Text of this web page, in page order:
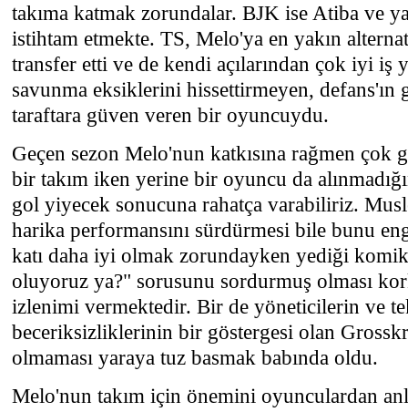
takıma katmak zorundalar. BJK ise Atiba ve
istihtam etmekte. TS, Melo'ya en yakın
transfer etti ve de kendi açılarından çok iyi iş
savunma eksiklerini hissettirmeyen, defans'ın
taraftara güven veren bir oyuncuydu.
Geçen sezon Melo'nun katkısına rağmen çok
bir takım iken yerine bir oyuncu da
gol yiyecek sonucuna rahatça varabiliriz.
harika performansını sürdürmesi bile bunu
katı daha iyi olmak zorundayken yediği
oluyoruz ya?" sorusunu sordurmuş olması
izlenimi vermektedir. Bir de yöneticilerin ve
beceriksizliklerinin bir göstergesi olan
olmaması yaraya tuz basmak babında oldu.
Melo'nun takım için önemini oyunculardan